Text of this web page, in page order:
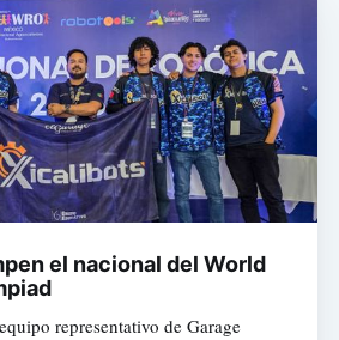
el nacional del World
representativo de Garage